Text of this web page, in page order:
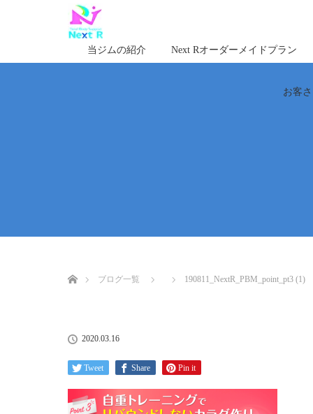
当ジムの紹介 Next Rオーダーメイドプラン
お客
ブログ一覧
190811_NextR_PBM_point_pt3 (1)
2020.03.16
Tweet Share Pin it